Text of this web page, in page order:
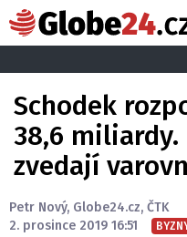
Schodek
38,6 miliardy.
zvedají
Petr Nový, Globe24.cz, ČTK
2. prosince 2019 16:51